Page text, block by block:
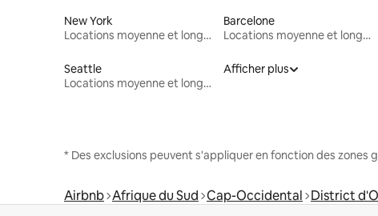
New York
Locations moyenne et longue durée
Barcelone
Locations moyenne et longue durée
Seattle
Locations moyenne et longue durée
Afficher plus
* Des exclusions peuvent s'appliquer en fonction des zones
Airbnb Afrique du Sud Cap-Occidental District